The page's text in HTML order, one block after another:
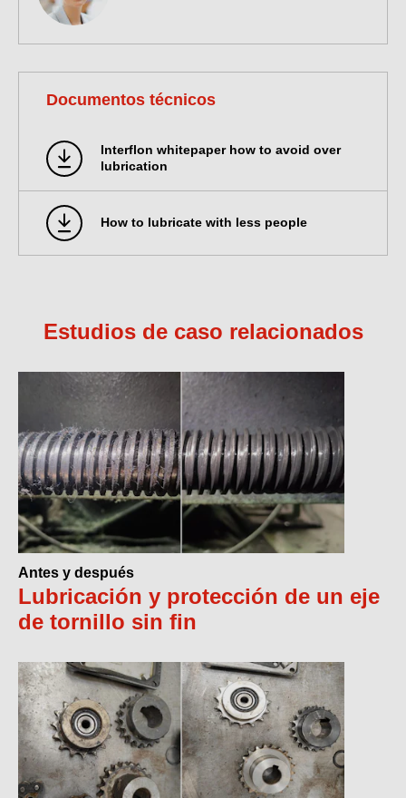
Documentos técnicos
Interflon whitepaper how to avoid over
lubrication
How to lubricate with less people
Estudios de caso relacionados
Antes y después
Lubricación y protección de un eje
de tornillo sin fin